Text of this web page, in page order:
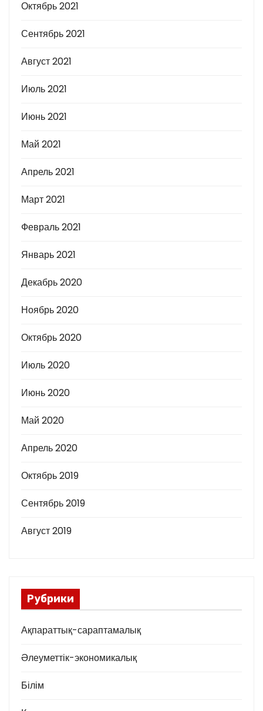
Октябрь 2021
Сентябрь 2021
Август 2021
Июль 2021
Июнь 2021
Май 2021
Апрель 2021
Март 2021
Февраль 2021
Январь 2021
Декабрь 2020
Ноябрь 2020
Октябрь 2020
Июль 2020
Июнь 2020
Май 2020
Апрель 2020
Октябрь 2019
Сентябрь 2019
Август 2019
Рубрики
Ақпараттық-сараптамалық
Әлеуметтік-экономикалық
Білім